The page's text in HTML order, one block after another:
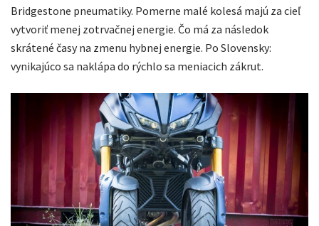
Bridgestone pneumatiky. Pomerne malé kolesá majú za cieľ
vytvoriť menej zotrvačnej energie. Čo má za následok
skrátené časy na zmenu hybnej energie. Po Slovensky:
vynikajúco sa naklápa do rýchlo sa meniacich zákrut.